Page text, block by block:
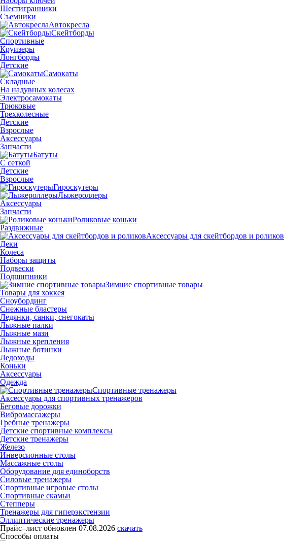
Шестигранники
Съемники
Автокресла
Скейтборды
Спортивные
Круизеры
Лонгборды
Детские
Самокаты
Складные
На надувных колесах
Электросамокаты
Трюковые
Трехколесные
Детские
Взрослые
Аксессуары
Запчасти
Батуты
С сеткой
Детские
Взрослые
Гироскутеры
Лыжероллеры
Аксессуары
Запчасти
Роликовые коньки
Раздвижные
Аксессуары для скейтбордов и роликов
Деки
Колеса
Наборы защиты
Подвески
Подшипники
Зимние спортивные товары
Товары для хоккея
Сноубординг
Снежные бластеры
Ледянки, санки, снегокаты
Лыжные палки
Лыжные мази
Лыжные крепления
Лыжные ботинки
Ледоходы
Коньки
Аксессуары
Одежда
Спортивные тренажеры
Аксессуары для спортивных тренажеров
Беговые дорожки
Вибромассажеры
Гребные тренажеры
Детские спортивные комплексы
Детские тренажеры
Железо
Инверсионные столы
Массажные столы
Оборудование для единоборств
Силовые тренажеры
Спортивные игровые столы
Спортивные скамьи
Степперы
Тренажеры для гиперэкстензии
Эллиптические тренажеры
Прайс–лист обновлен 07.08.2026 скачать
Способы оплаты